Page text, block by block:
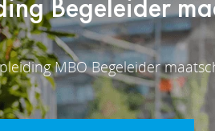
MBO Begeleider